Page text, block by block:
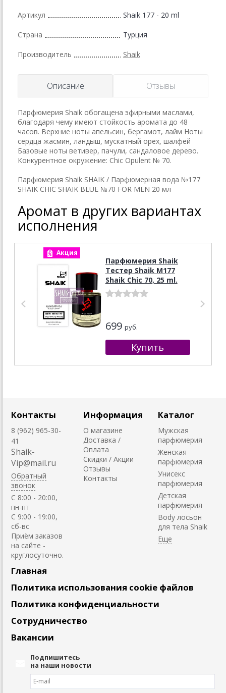
Артикул Shaik 177 - 20 ml
Страна Турция
Производитель Shaik
Описание Отзывы
Парфюмерия Shaik обогащена эфирными маслами,
благодаря чему имеют стойкость аромата до 48
часов. Верхние ноты апельсин, бергамот, лайм Ноты
сердца жасмин, ландыш, мускатный орех, шалфей
Базовые ноты ветивер, пачули, сандаловое дерево.
Конкурентное окружение: Chic Opulent № 70.
Парфюмерия Shaik SHAIK / Парфюмерная вода №177
SHAIK CHIC SHAIK BLUE №70 FOR MEN 20 мл
Аромат в других вариантах
исполнения
Акция
Парфюмерия Shaik
Тестер Shaik M177
Shaik Chic 70, 25 ml.
699 руб.
Контакты
8 (962) 965-30-
41
Shaik-
Vip@mail.ru
Обратный
звонок
C 8:00 - 20:00,
пн-пт
С 9:00 - 19:00,
сб-вс
Приём заказов
на сайте -
круглосуточно.
Информация
О магазине
Доставка /
Оплата
Скидки / Акции
Отзывы
Контакты
Каталог
Мужская
парфюмерия
Женская
парфюмерия
Унисекс
парфюмерия
Детская
парфюмерия
Body лосьон
для тела Shaik
Главная
Политика использования cookie файлов
Политика конфиденциальности
Сотрудничество
Вакансии
Подпишитесь
на наши новости